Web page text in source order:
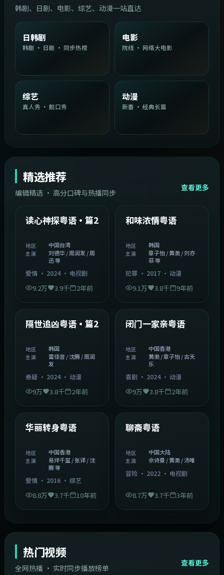
韩剧、日剧、电影、综艺、动漫一站直达
日韩剧
韩剧 · 日剧 · 同步热榜
电影
院线 · 网络大电影
综艺
真人秀 · 脱口秀
动漫
新番 · 经典长篇
精选推荐
编辑精选 · 高分口碑与热播同步
查看更多
精选
中国台湾 1:54:36
读心神探粤语·篇2
地区 中国台湾
主演
刘德华 / 周润发 / 周
迅 等
爱情· 2024· 电视剧
9.2万 3.9千 2年前
精选
2:08:51
和味浓情粤语
地区 韩国
主演
章子怡 / 黄渤 / 刘亦
菲 等
犯罪· 2017· 动漫
9.1万 3.8千 9年前
精选
隔世追凶粤语·篇2
地区 韩国
主演
雷佳音 / 沈腾 / 周润
发
悬疑· 2024· 动漫
9万 3.8千 2年前
精选
闭门一家亲粤语
地区 中国香港
主演
黄渤 / 章子怡 / 古天
乐
喜剧· 2024· 动漫
9万 3.8千 2年前
精选
华丽转身粤语
地区 中国香港
主演
易烊千玺 / 张译 / 沈
腾 等
爱情· 2016· 综艺
8.8万 3.7千 10年前
精选
聊斋粤语
地区 中国大陆
主演 佘诗曼 / 黄渤 / 汤唯
冒险· 2022· 电视剧
8.7万 3.7千 3年前
热门视频
全网热播 · 实时同步播放榜单
查看更多
韩国 44:14